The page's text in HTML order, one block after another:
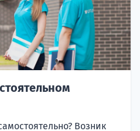
Возник